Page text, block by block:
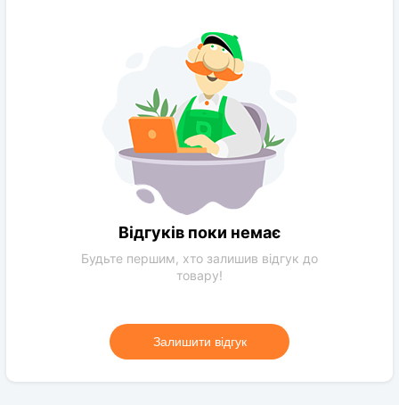
Вимоги до ґрунту:
Глина, звичайний грунт, пісок
Відгуків поки немає
Будьте першим, хто залишив відгук до
товару!
Залишити відгук